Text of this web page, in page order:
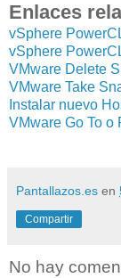
Enlaces
vSphere
vSphere
VMware Delete
VMware Take
Instalar nuevo
VMware Go To o
Pantallazos.es en
Compartir
No hay